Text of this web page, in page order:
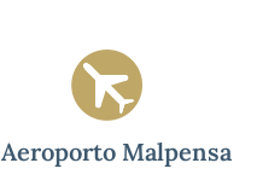
Aeroporto Malpensa